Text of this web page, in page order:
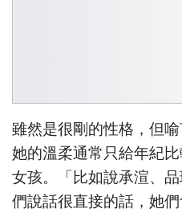
雖然是很剛的性格，但
她的溫柔通常只給年紀
女孩。「比如說承渲、
們說話很直接的話，她